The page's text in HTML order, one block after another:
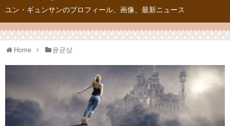
ユン・ギュンサンのプロフィール、画像、最新ニュース
Home 윤균상